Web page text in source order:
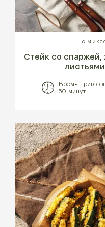
С
Стейк со
Время
50 минут